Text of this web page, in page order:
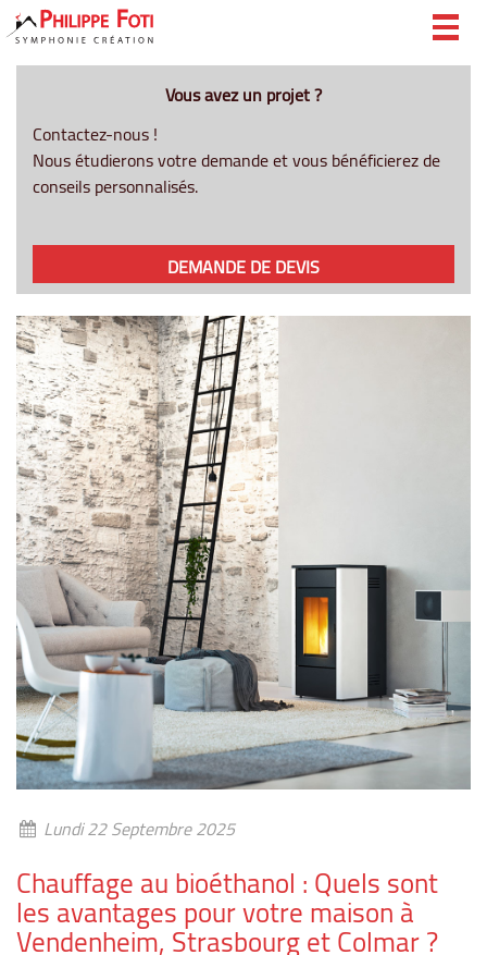
Vous avez un projet ?
Contactez-nous !
Nous étudierons votre demande et vous bénéficierez de
conseils personnalisés.
DEMANDE DE DEVIS
Lundi 22 Septembre 2025
Chauffage au bioéthanol : Quels sont
les avantages pour votre maison à
Vendenheim, Strasbourg et Colmar ?